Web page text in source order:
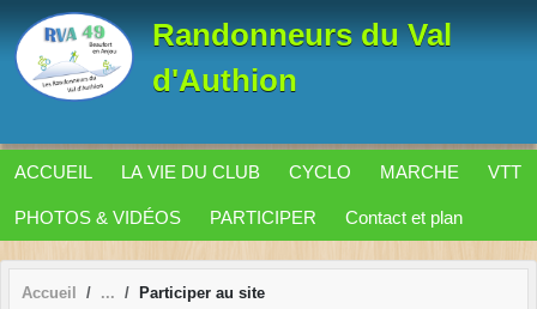
Randonneurs du Val
d'Authion
ACCUEIL LA VIE DU CLUB CYCLO MARCHE VTT
PHOTOS & VIDÉOS PARTICIPER Contact et plan
Accueil Participer au site
Panneau de gestion des cookies